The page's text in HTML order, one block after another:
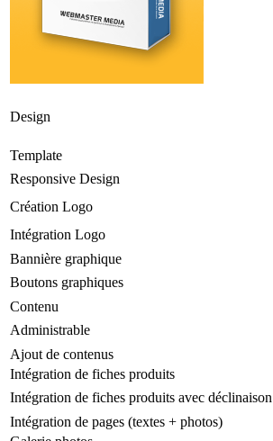
Design
Template
Responsive Design
Création Logo
Intégration Logo
Bannière graphique
Boutons graphiques
Contenu
Administrable
Ajout de contenus
Intégration de fiches produits
Intégration de fiches produits avec déclinaison
Intégration de pages (textes + photos)